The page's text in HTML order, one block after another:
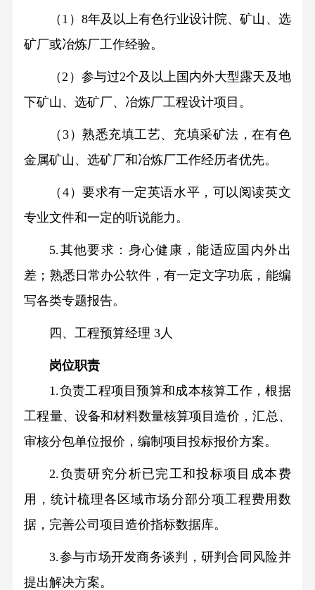
（1）8年及以上有色行业设计院、矿山、选
矿厂或冶炼厂工作经验。
（2）参与过2个及以上国内外大型露天及地
下矿山、选矿厂、冶炼厂工程设计项目。
（3）熟悉充填工艺、充填采矿法，在有色
金属矿山、选矿厂和冶炼厂工作经历者优先。
（4）要求有一定英语水平，可以阅读英文
专业文件和一定的听说能力。
5.其他要求：身心健康，能适应国内外出
差；熟悉日常办公软件，有一定文字功底，能编
写各类专题报告。
四、工程预算经理 3人
岗位职责
1.负责工程项目预算和成本核算工作，根据
工程量、设备和材料数量核算项目造价，汇总、
审核分包单位报价，编制项目投标报价方案。
2.负责研究分析已完工和投标项目成本费
用，统计梳理各区域市场分部分项工程费用数
据，完善公司项目造价指标数据库。
3.参与市场开发商务谈判，研判合同风险并
提出解决方案。